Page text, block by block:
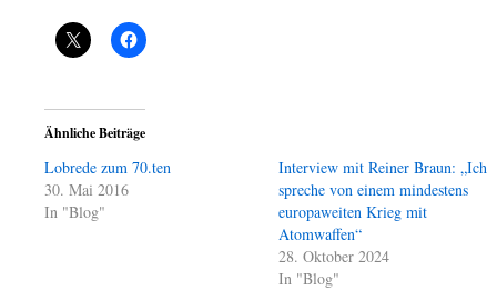
Ähnliche Beiträge
Lobrede zum 70.ten
30. Mai 2016
In "Blog"
Interview mit Reiner Braun: „Ich
spreche von einem mindestens
europaweiten Krieg mit
Atomwaffen“
28. Oktober 2024
In "Blog"